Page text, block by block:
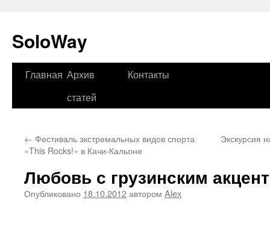
SoloWay
Перейти
Главная Архив
статей
Контакты
← Фестиваль экстремальных видов спорта
«This Rocks!» в Качи-Кальоне
Экскурсия
Любовь с грузинским
Опубликовано 18.10.2012автором Alex